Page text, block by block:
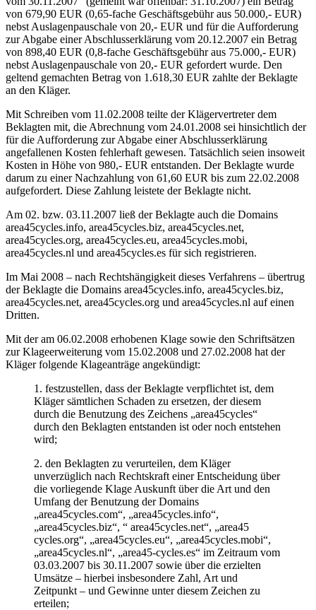
von 679,90 EUR (0,65-fache Geschäftsgebühr aus 50.000,- EUR)
nebst Auslagenpauschale von 20,- EUR und für die Aufforderung
zur Abgabe einer Abschlusserklärung vom 20.12.2007 ein Betrag
von 898,40 EUR (0,8-fache Geschäftsgebühr aus 75.000,- EUR)
nebst Auslagenpauschale von 20,- EUR gefordert wurde. Den
geltend gemachten Betrag von 1.618,30 EUR zahlte der Beklagte
an den Kläger.
Mit Schreiben vom 11.02.2008 teilte der Klägervertreter dem
Beklagten mit, die Abrechnung vom 24.01.2008 sei hinsichtlich der
für die Aufforderung zur Abgabe einer Abschlusserklärung
angefallenen Kosten fehlerhaft gewesen. Tatsächlich seien insoweit
Kosten in Höhe von 980,- EUR entstanden. Der Beklagte wurde
darum zu einer Nachzahlung von 61,60 EUR bis zum 22.02.2008
aufgefordert. Diese Zahlung leistete der Beklagte nicht.
Am 02. bzw. 03.11.2007 ließ der Beklagte auch die Domains
area45cycles.info, area45cycles.biz, area45cycles.net,
area45cycles.org, area45cycles.eu, area45cycles.mobi,
area45cycles.nl und area45cycles.es für sich registrieren.
Im Mai 2008 – nach Rechtshängigkeit dieses Verfahrens – übertrug
der Beklagte die Domains area45cycles.info, area45cycles.biz,
area45cycles.net, area45cycles.org und area45cycles.nl auf einen
Dritten.
Mit der am 06.02.2008 erhobenen Klage sowie den Schriftsätzen
zur Klageerweiterung vom 15.02.2008 und 27.02.2008 hat der
Kläger folgende Klageanträge angekündigt:
1. festzustellen, dass der Beklagte verpflichtet ist, dem
Kläger sämtlichen Schaden zu ersetzen, der diesem
durch die Benutzung des Zeichens „area45cycles“
durch den Beklagten entstanden ist oder noch entstehen
wird;
2. den Beklagten zu verurteilen, dem Kläger
unverzüglich nach Rechtskraft einer Entscheidung über
die vorliegende Klage Auskunft über die Art und den
Umfang der Benutzung der Domains
„area45cycles.com“, „area45cycles.info“,
„area45cycles.biz“, “ area45cycles.net“, „area45
cycles.org“, „area45cycles.eu“, „area45cycles.mobi“,
„area45cycles.nl“, „area45-cycles.es“ im Zeitraum vom
03.03.2007 bis 30.11.2007 sowie über die erzielten
Umsätze – hierbei insbesondere Zahl, Art und
Zeitpunkt – und Gewinne unter diesem Zeichen zu
erteilen;